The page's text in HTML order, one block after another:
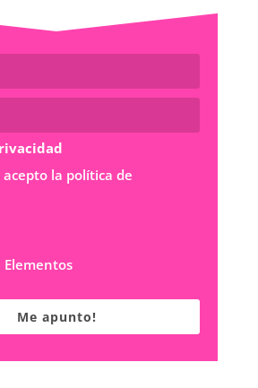
acepto la política de
Elementos
Me apunto!